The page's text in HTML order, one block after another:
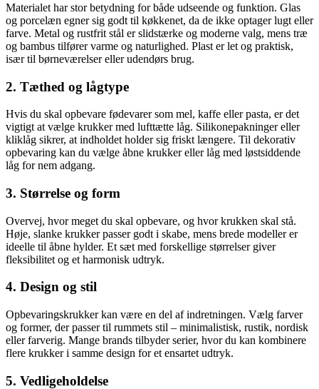
Materialet har stor betydning for både udseende og funktion. Glas
og porcelæn egner sig godt til køkkenet, da de ikke optager lugt eller
farve. Metal og rustfrit stål er slidstærke og moderne valg, mens træ
og bambus tilfører varme og naturlighed. Plast er let og praktisk,
især til børneværelser eller udendørs brug.
2. Tæthed og lågtype
Hvis du skal opbevare fødevarer som mel, kaffe eller pasta, er det
vigtigt at vælge krukker med lufttætte låg. Silikonepakninger eller
kliklåg sikrer, at indholdet holder sig friskt længere. Til dekorativ
opbevaring kan du vælge åbne krukker eller låg med løstsiddende
låg for nem adgang.
3. Størrelse og form
Overvej, hvor meget du skal opbevare, og hvor krukken skal stå.
Høje, slanke krukker passer godt i skabe, mens brede modeller er
ideelle til åbne hylder. Et sæt med forskellige størrelser giver
fleksibilitet og et harmonisk udtryk.
4. Design og stil
Opbevaringskrukker kan være en del af indretningen. Vælg farver
og former, der passer til rummets stil – minimalistisk, rustik, nordisk
eller farverig. Mange brands tilbyder serier, hvor du kan kombinere
flere krukker i samme design for et ensartet udtryk.
5. Vedligeholdelse